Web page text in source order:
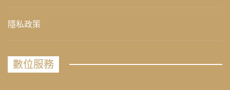
隱私政策
數位服務